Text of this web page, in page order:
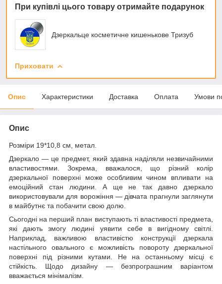
При купівлі цього товару отримайте подарунок
Дзеркальце косметичне кишенькове Тризуб
Приховати
Опис Характеристики Доставка Оплата Умови
Опис
Розміри 19*10,8 см, метал.
Дзеркало — це предмет, який здавна наділяли незвичайними
властивостями. Зокрема, вважалося, що різний колір
дзеркальної поверхні може особливим чином впливати на
емоційний стан людини. А ще не так давно дзеркало
використовували для ворожіння — дівчата прагнули заглянути
в майбутнє та побачити свою долю.
Сьогодні на перший план виступають ті властивості предмета,
які дають змогу людині уявити себе в вигідному світлі.
Наприклад, важливою властивістю конструкції дзеркала
настільного овального є можливість повороту дзеркальної
поверхні під різними кутами. Не на останньому місці є
стійкість. Щодо дизайну — безпрограшним варіантом
вважається мінімалізм.